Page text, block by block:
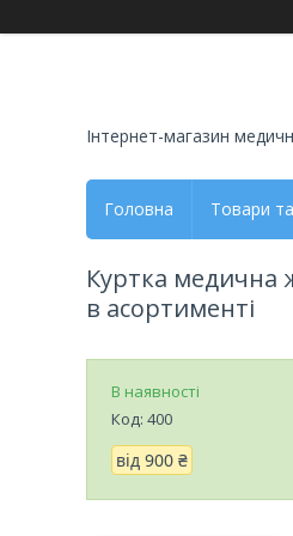
Інтернет-магазин
Головна Товари
Куртка медична
в асортименті
В наявності
Код: 400
від 900 ₴